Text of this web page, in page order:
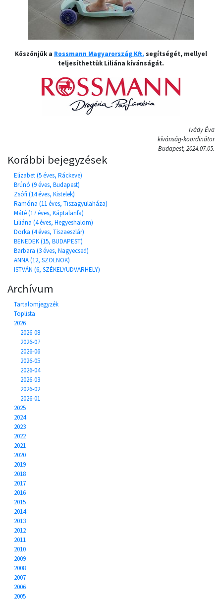
Köszönjük a Rossmann Magyarország Kft. segítségét, mellyel
teljesíthettük Liliána kívánságát.
Ivády Éva
kívánság-koordinátor
Budapest, 2024.07.05.
Korábbi bejegyzések
Elizabet (5 éves, Ráckeve)
Brúnó (9 éves, Budapest)
Zsófi (14 éves, Kistelek)
Ramóna (11 éves, Tiszagyulaháza)
Máté (17 éves, Káptalanfa)
Liliána (4 éves, Hegyeshalom)
Dorka (4 éves, Tiszaeszlár)
BENEDEK (15, BUDAPEST)
Barbara (3 éves, Nagyecsed)
ANNA (12, SZOLNOK)
ISTVÁN (6, SZÉKELYUDVARHELY)
Archívum
Tartalomjegyzék
Toplista
2026
2026-08
2026-07
2026-06
2026-05
2026-04
2026-03
2026-02
2026-01
2025
2024
2023
2022
2021
2020
2019
2018
2017
2016
2015
2014
2013
2012
2011
2010
2009
2008
2007
2006
2005